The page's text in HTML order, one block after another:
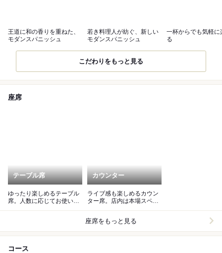
王道に和の香りを重ねた、
モダンスパニッシュ
若き料理人が紡ぐ、新しい
モダンスパニッシュ
一杯からでも気軽に
る
こだわりをもっと見る
座席
テーブル席
ゆったり楽しめるテーブル
席。人数に応じてお使い頂
カウンター
ライブ感も楽しめるカウン
ター席。店内は本場スペイ
座席をもっと見る
コース